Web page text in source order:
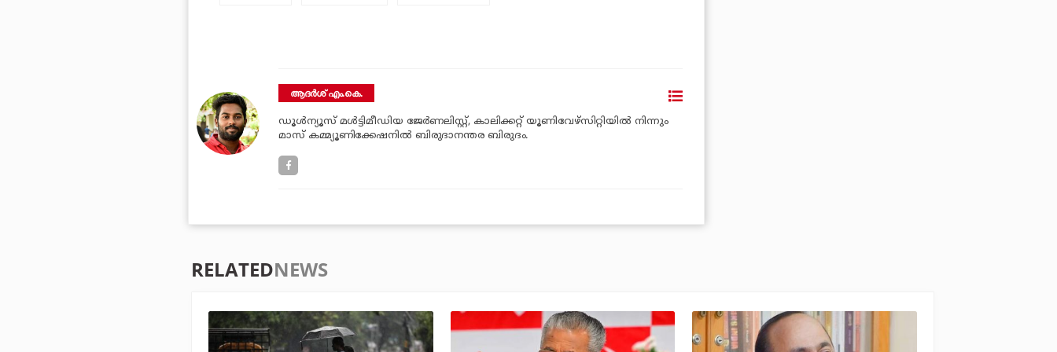
ആദർശ് എം.കെ.
ഡൂള്‍ന്യൂസ് മള്‍ട്ടിമീഡിയ ജേര്‍ണലിസ്റ്റ്, കാലിക്കറ്റ് യൂണിവേഴ്സിറ്റിയില്‍ നിന്നും
മാസ് കമ്മ്യൂണിക്കേഷനില്‍ ബിരുദാനന്തര ബിരുദം.
RELATEDNEWS